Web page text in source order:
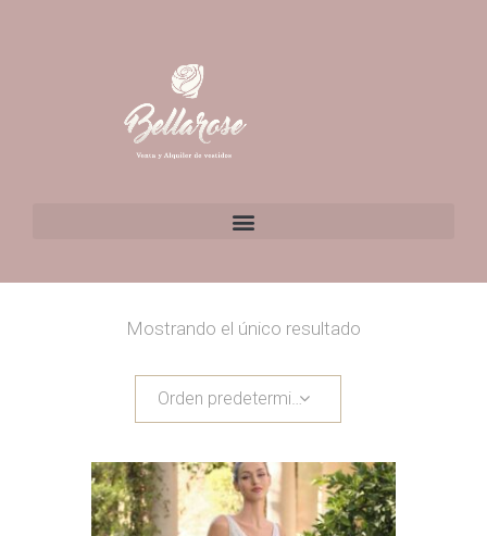
Mostrando el único resultado
Orden predeterminado